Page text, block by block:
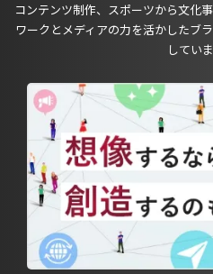
コンテンツ制作、スポーツから文化
ワークとメディアの力を活かしたブ
していま